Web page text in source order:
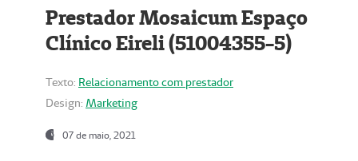
Prestador Mosaicum Espaço
Clínico Eireli (51004355-5)
Texto: Relacionamento com prestador
Design: Marketing
07 de maio, 2021